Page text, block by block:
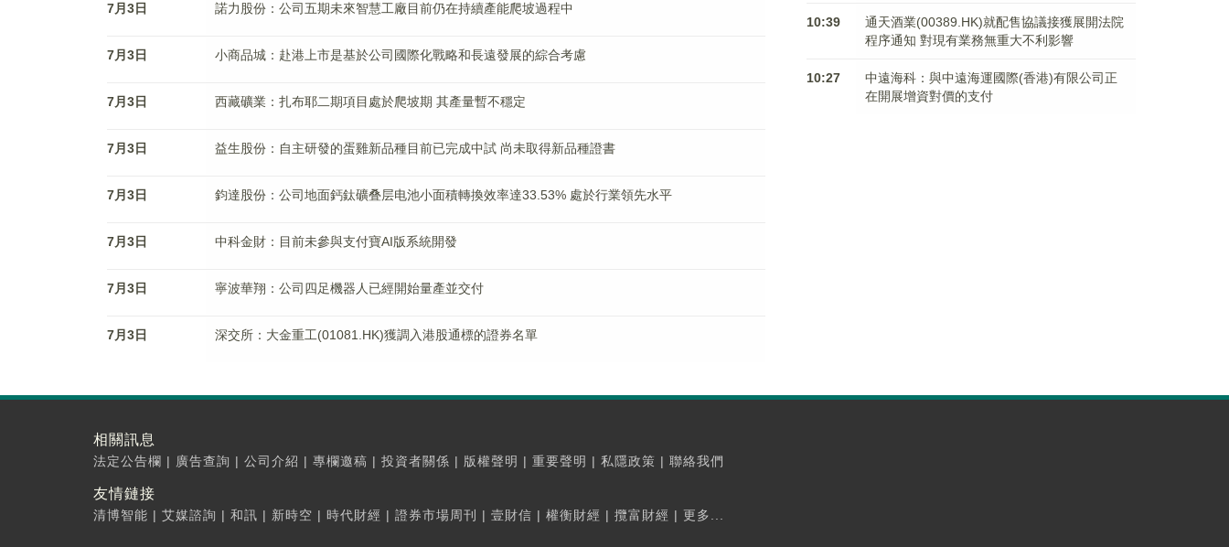
7月3日 諾力股份：公司五期未來智慧工廠目前仍在持續產能爬坡過程中
7月3日 小商品城：赴港上市是基於公司國際化戰略和長遠發展的綜合考慮
7月3日 西藏礦業：扎布耶二期項目處於爬坡期 其產量暫不穩定
7月3日 益生股份：自主研發的蛋雞新品種目前已完成中試 尚未取得新品種證書
7月3日 鈞達股份：公司地面鈣鈦礦叠层电池小面積轉換效率達33.53% 處於行業領先水平
7月3日 中科金財：目前未參與支付寶AI版系統開發
7月3日 寧波華翔：公司四足機器人已經開始量產並交付
7月3日 深交所：大金重工(01081.HK)獲調入港股通標的證券名單
10:39
通天酒業(00389.HK)就配售協議接獲展開法院
程序通知 對現有業務無重大不利影響
10:27
中遠海科：與中遠海運國際(香港)有限公司正
在開展增資對價的支付
相關訊息
法定公告欄 | 廣告查詢 | 公司介紹 | 專欄邀稿 | 投資者關係 | 版權聲明 | 重要聲明 | 私隱政策 | 聯絡我們
友情鏈接
清博智能 | 艾媒諮詢 | 和訊 | 新時空 | 時代財經 | 證券市場周刊 | 壹財信 | 權衡財經 | 攬富財經 | 更多...